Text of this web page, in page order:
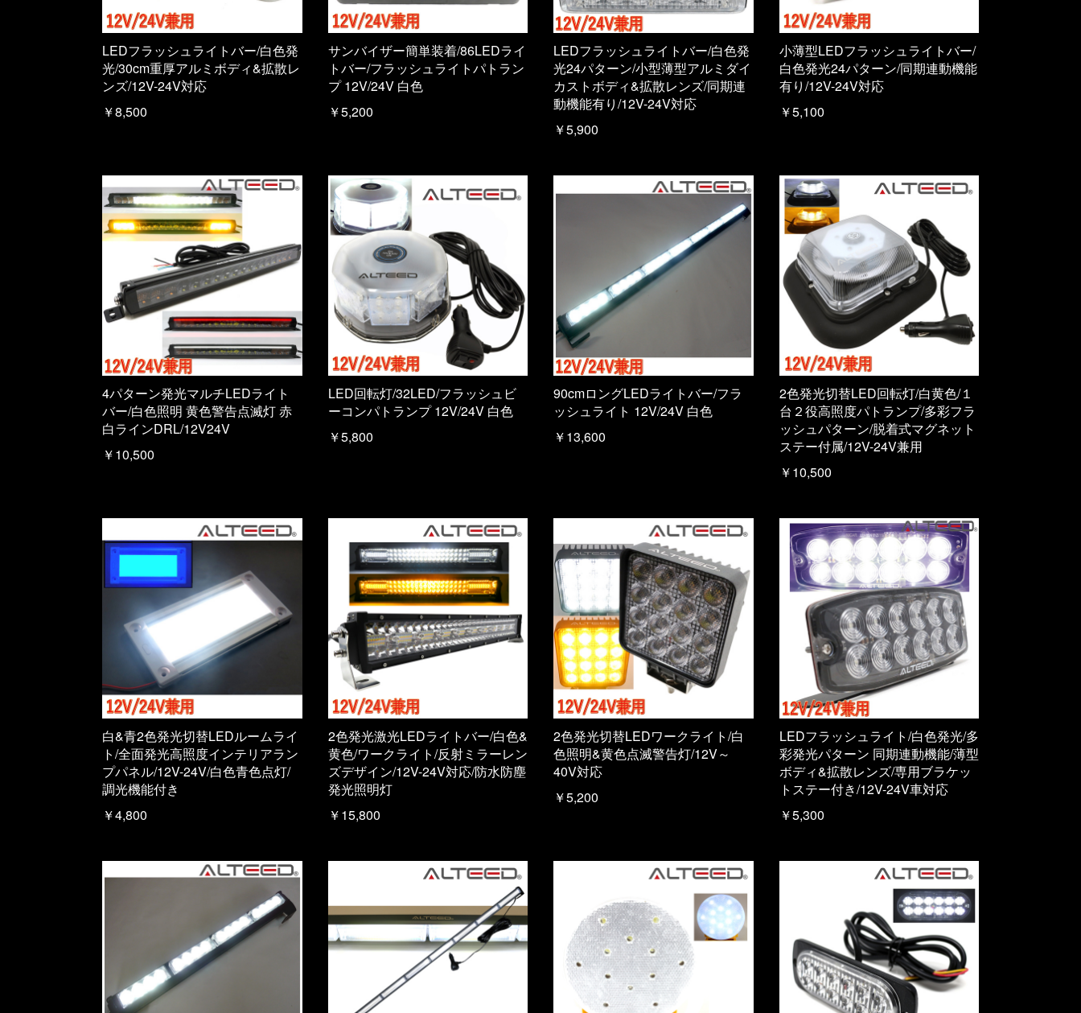
LEDフラッシュライトバー/白色発
光/30cm重厚アルミボディ&拡散レ
ンズ/12V-24V対応
￥8,500
サンバイザー簡単装着/86LEDライ
トバー/フラッシュライトパトラン
プ 12V/24V 白色
￥5,200
LEDフラッシュライトバー/白色発
光24パターン/小型薄型アルミダイ
カストボディ&拡散レンズ/同期連
動機能有り/12V-24V対応
￥5,900
小薄型LEDフラッシュライトバー/
白色発光24パターン/同期連動機能
有り/12V-24V対応
￥5,100
4パターン発光マルチLEDライト
バー/白色照明 黄色警告点滅灯 赤
白ラインDRL/12V24V
￥10,500
LED回転灯/32LED/フラッシュビ
ーコンパトランプ 12V/24V 白色
￥5,800
90cmロングLEDライトバー/フラ
ッシュライト 12V/24V 白色
￥13,600
2色発光切替LED回転灯/白黄色/１
台２役高照度パトランプ/多彩フラ
ッシュパターン/脱着式マグネット
ステー付属/12V-24V兼用
￥10,500
白&青2色発光切替LEDルームライ
ト/全面発光高照度インテリアラン
プパネル/12V-24V/白色青色点灯/
調光機能付き
￥4,800
2色発光激光LEDライトバー/白色&
黄色/ワークライト/反射ミラーレン
ズデザイン/12V-24V対応/防水防塵
発光照明灯
￥15,800
2色発光切替LEDワークライト/白
色照明&黄色点滅警告灯/12V～
40V対応
￥5,200
LEDフラッシュライト/白色発光/多
彩発光パターン 同期連動機能/薄型
ボディ&拡散レンズ/専用ブラケッ
トステー付き/12V-24V車対応
￥5,300